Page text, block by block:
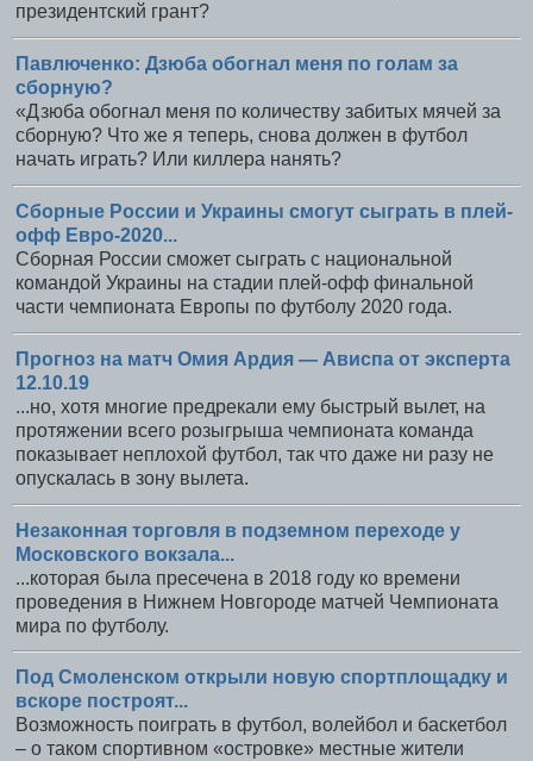
президентский грант?
Павлюченко: Дзюба обогнал меня по голам за
сборную?
«Дзюба обогнал меня по количеству забитых мячей за
сборную? Что же я теперь, снова должен в футбол
начать играть? Или киллера нанять?
Сборные России и Украины смогут сыграть в плей-
офф Евро-2020...
Сборная России сможет сыграть с национальной
командой Украины на стадии плей-офф финальной
части чемпионата Европы по футболу 2020 года.
Прогноз на матч Омия Ардия — Ависпа от эксперта
12.10.19
...но, хотя многие предрекали ему быстрый вылет, на
протяжении всего розыгрыша чемпионата команда
показывает неплохой футбол, так что даже ни разу не
опускалась в зону вылета.
Незаконная торговля в подземном переходе у
Московского вокзала...
...которая была пресечена в 2018 году ко времени
проведения в Нижнем Новгороде матчей Чемпионата
мира по футболу.
Под Смоленском открыли новую спортплощадку и
вскоре построят...
Возможность поиграть в футбол, волейбол и баскетбол
– о таком спортивном «островке» местные жители